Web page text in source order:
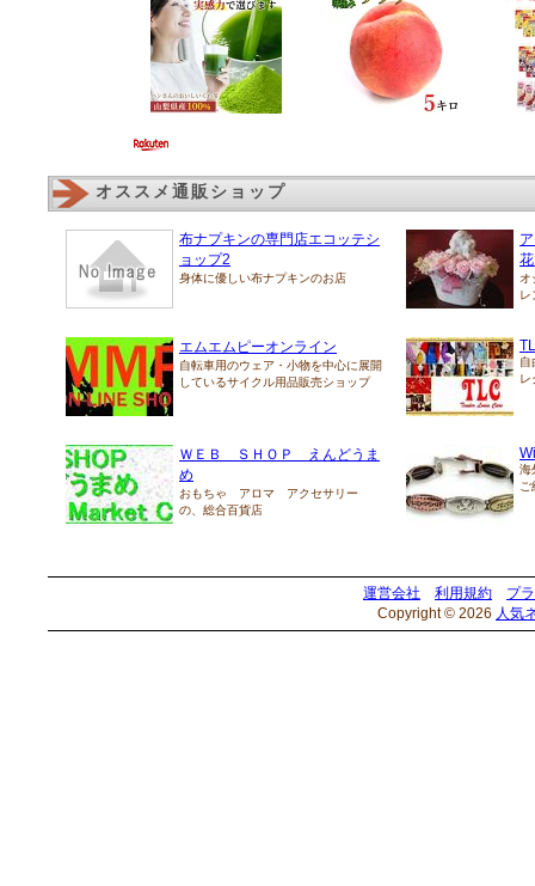
オススメ通販ショップ
布ナプキンの専門店エコッテシ
ョップ2
身体に優しい布ナプキンのお店
オ
レ
エムエムピーオンライン
自転車用のウェア・小物を中心に展開
しているサイクル用品販売ショップ
自
レ
ＷＥＢ ＳＨＯＰ えんどうま
め
おもちゃ アロマ アクセサリー
の、総合百貨店
海
ご
運営会社 利用規約
プ
Copyright © 2026 人気